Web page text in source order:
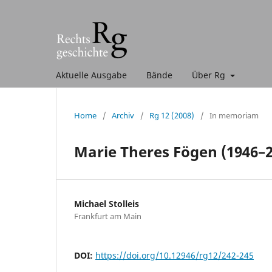
Aktuelle Ausgabe Bände Über Rg
Home / Archiv / Rg 12 (2008) / In memoriam
Marie Theres Fögen
Michael Stolleis
Frankfurt am Main
DOI: https://doi.org/10.12946/rg12/242-245